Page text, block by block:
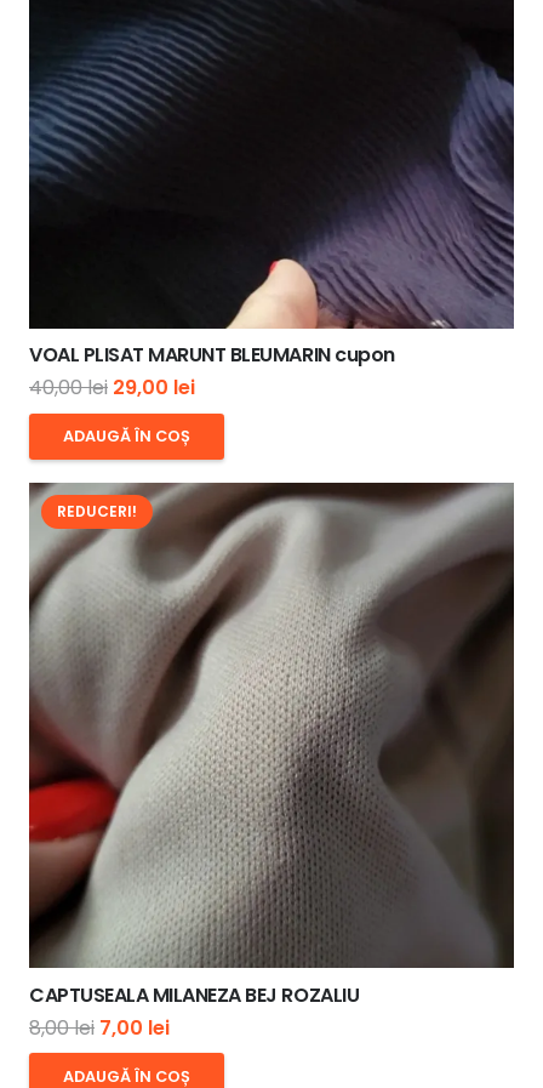
VOAL PLISAT MARUNT BLEUMARIN cupon
40,00lei Prețul
inițial
a
fost:
40,00 lei.
29,00 leiPrețul
curent
este:
29,00 lei.
ADAUGĂ ÎN COȘ
REDUCERI!
CAPTUSEALA MILANEZA BEJ ROZALIU
8,00lei Prețul
inițial
7,00 leiPrețul
curent
ADAUGĂ ÎN COȘ